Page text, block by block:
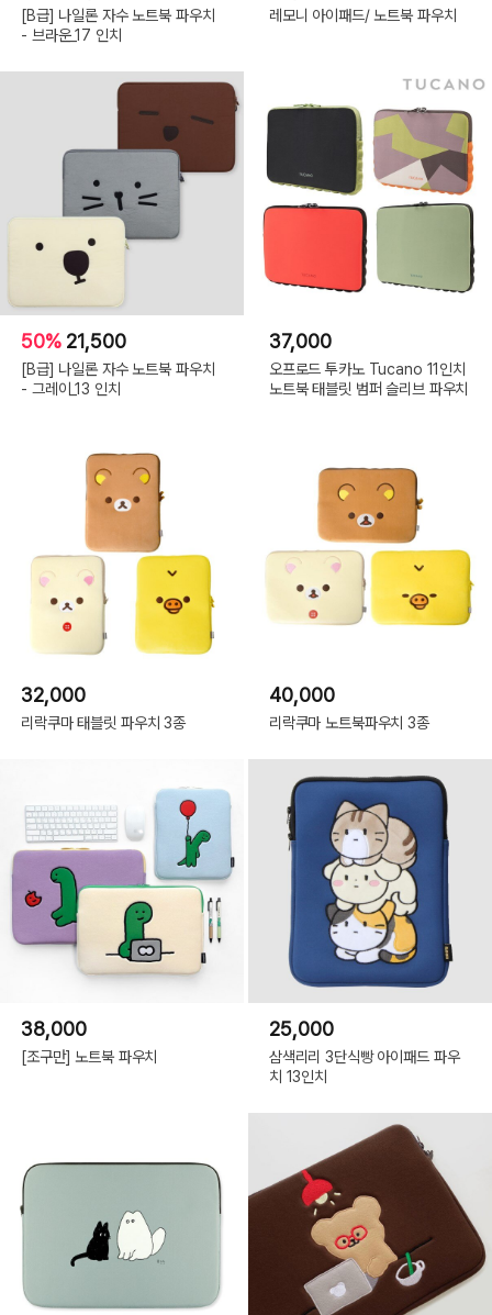
[B급] 나일론 자수 노트북 파우치
- 브라운_17 인치
레모니 아이패드/ 노트북 파우치
50% 21,500
[B급] 나일론 자수 노트북 파우치
- 그레이_13 인치
37,000
오프로드 투카노 Tucano 11인치
노트북 태블릿 범퍼 슬리브 파우치
32,000
리락쿠마 태블릿 파우치 3종
40,000
리락쿠마 노트북파우치 3종
38,000
[조구만] 노트북 파우치
25,000
삼색리리 3단식빵 아이패드 파우
치 13인치